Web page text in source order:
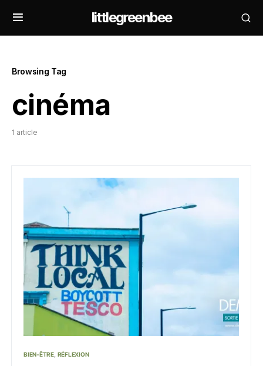
littlegreenbee
Browsing Tag
cinéma
1 article
BIEN-ÊTRE RÉFLEXION